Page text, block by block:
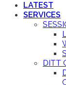
LATEST
SERVICES
DITT